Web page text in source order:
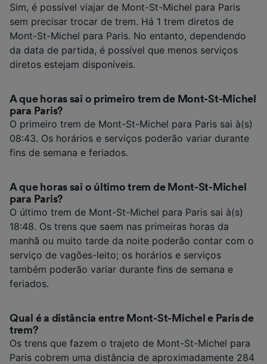
Sim, é possível viajar de Mont-St-Michel para Paris
sem precisar trocar de trem. Há 1 trem diretos de
Mont-St-Michel para Paris. No entanto, dependendo
da data de partida, é possível que menos serviços
diretos estejam disponíveis.
A que horas sai o primeiro trem de Mont-St-Michel
para Paris?
O primeiro trem de Mont-St-Michel para Paris sai à(s)
08:43. Os horários e serviços poderão variar durante
fins de semana e feriados.
A que horas sai o último trem de Mont-St-Michel
para Paris?
O último trem de Mont-St-Michel para Paris sai à(s)
18:48. Os trens que saem nas primeiras horas da
manhã ou muito tarde da noite poderão contar com o
serviço de vagões-leito; os horários e serviços
também poderão variar durante fins de semana e
feriados.
Qual é a distância entre Mont-St-Michel e Paris de
trem?
Os trens que fazem o trajeto de Mont-St-Michel para
Paris cobrem uma distância de aproximadamente 284